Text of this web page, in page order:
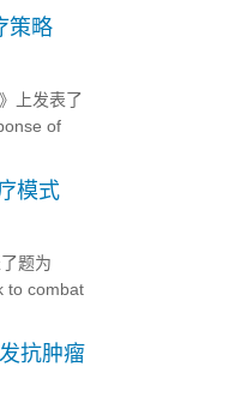
策略
上发表了
of
模式
题为
to combat
抗肿瘤